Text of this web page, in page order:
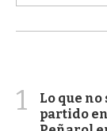
1
Lo que
partido